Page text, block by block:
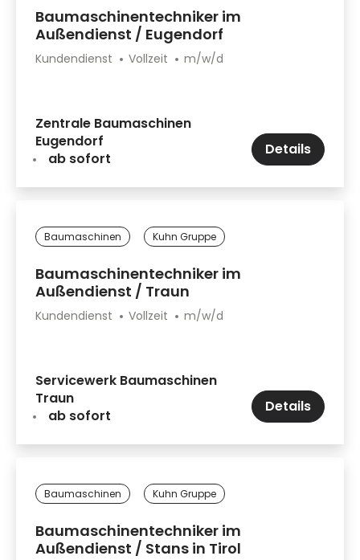
Baumaschinentechniker im
Außendienst / Eugendorf
Kundendienst Vollzeit m/w/d
Zentrale Baumaschinen
Eugendorf
ab sofort
Details
Baumaschinen Kuhn Gruppe
Baumaschinentechniker im
Außendienst / Traun
Kundendienst Vollzeit m/w/d
Servicewerk Baumaschinen
Traun
ab sofort
Details
Baumaschinen Kuhn Gruppe
Baumaschinentechniker im
Außendienst / Stans in Tirol